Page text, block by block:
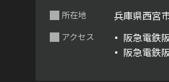
所在地 兵庫県西宮
アクセス
阪急電鉄
阪急電鉄